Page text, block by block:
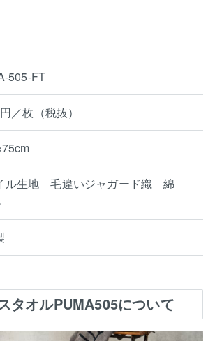
505-FT
／枚（税抜）
ル生地 毛違いジャガード織 綿
タオルPUMA505について